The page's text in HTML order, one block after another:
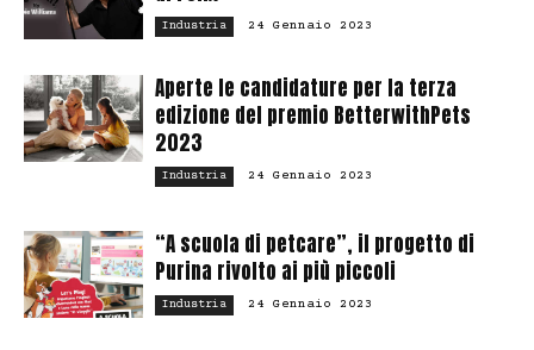
Industria 24 Gennaio 2023
Aperte le candidature per la terza
edizione del premio BetterwithPets
2023
Industria 24 Gennaio 2023
“A scuola di petcare”, il progetto di
Purina rivolto ai più piccoli
Industria 24 Gennaio 2023